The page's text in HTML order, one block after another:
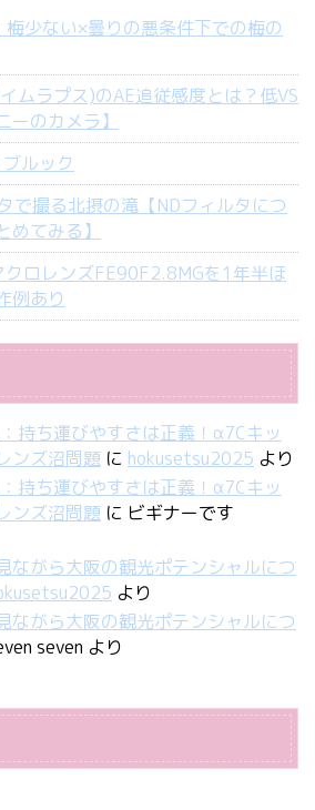
梅少ない×曇りの悪条件下での梅の
ムラプス)のAE追従感度とは？低VS
ーのカメラ】
ルック
で撮る北摂の滝【NDフィルタにつ
めてみる】
クロレンズFE90F2.8MGを1年半ほ
例あり
持ち運びやすさは正義！α7Cキッ
ンズ沼問題 に hokusetsu2025 より
持ち運びやすさは正義！α7Cキッ
ンズ沼問題 に ビギナーです
ながら大阪の観光ポテンシャルにつ
より
ながら大阪の観光ポテンシャルにつ
seven より